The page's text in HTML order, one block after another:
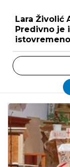
Lara Živolić
Predivno je
istovremeno